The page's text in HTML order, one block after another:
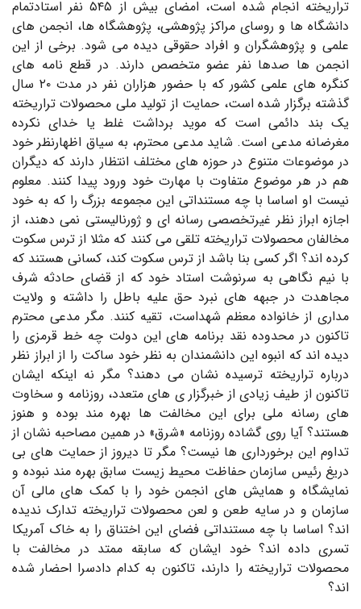
تراریخته انجام شده است، امضای بیش از ۵۴۵ نفر استادتمام
دانشگاه ها و روسای مراکز پژوهشی، پژوهشگاه ها، انجمن های
علمی و پژوهشگران و افراد حقوقی دیده می شود. برخی از این
انجمن ها صدها نفر عضو متخصص دارند. در قطع نامه های
کنگره های علمی کشور که با حضور هزاران نفر در مدت ۲۰ سال
گذشته برگزار شده است، حمایت از تولید ملی محصولات تراریخته
یک بند دائمی است که موید برداشت غلط یا خدای نکرده
مغرضانه مدعی است. شاید مدعی محترم، به سیاق اظهارنظر خود
در موضوعات متنوع در حوزه های مختلف انتظار دارند که دیگران
هم در هر موضوع متفاوت با مهارت خود ورود پیدا کنند. معلوم
نیست او اساسا با چه مستنداتی این مجموعه بزرگ را که به خود
اجازه ابراز نظر غیرتخصصی رسانه ای و ژورنالیستی نمی دهند، از
مخالفان محصولات تراریخته تلقی می کنند که مثلا از ترس سکوت
کرده اند؟ اگر کسی بنا باشد از ترس سکوت کند، کسانی هستند که
با نیم نگاهی به سرنوشت استاد خود که از قضای حادثه شرف
مجاهدت در جبهه های نبرد حق علیه باطل را داشته و ولایت
مداری از خانواده معظم شهداست، تقیه کنند. مگر مدعی محترم
تاکنون در محدوده نقد برنامه های این دولت چه خط قرمزی را
دیده اند که انبوه این دانشمندان به نظر خود ساکت را از ابراز نظر
درباره تراریخته ترسیده نشان می دهند؟ مگر نه اینکه ایشان
تاکنون از طیف زیادی از خبرگزار ی های متعدد، روزنامه و سخاوت
های رسانه ملی برای این مخالفت ها بهره مند بوده و هنوز
هستند؟ آیا روی گشاده روزنامه «شرق» در همین مصاحبه نشان از
تداوم این برخورداری ها نیست؟ مگر تا دیروز از حمایت های بی
دریغ رئیس سازمان حفاظت محیط زیست سابق بهره مند نبوده و
نمایشگاه و همایش های انجمن خود را با کمک های مالی آن
سازمان و در سایه طعن و لعن محصولات تراریخته تدارک ندیده
اند؟ اساسا با چه مستنداتی فضای این اختناق را به خاک آمریکا
تسری داده اند؟ خود ایشان که سابقه ممتد در مخالفت با
محصولات تراریخته را دارند، تاکنون به کدام دادسرا احضار شده
اند؟